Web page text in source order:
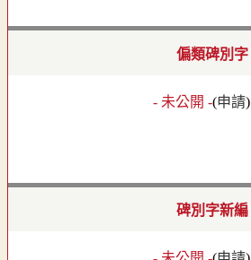
偏類碑別字
- 未公開 -(申請)
碑別字新編